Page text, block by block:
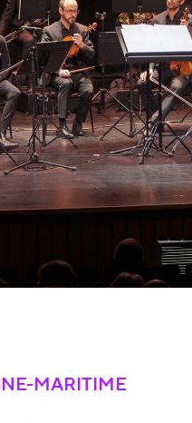
MARITIME